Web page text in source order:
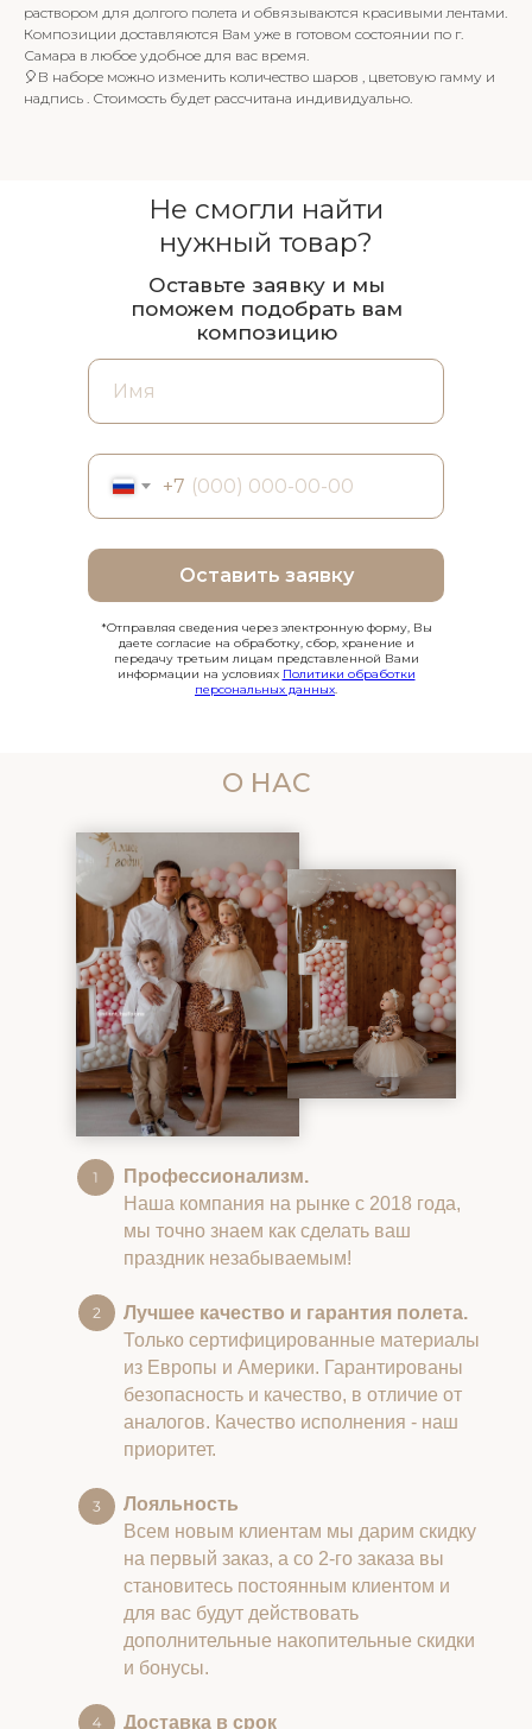
раствором для долгого полета и обвязываются красивыми лентами.
Композиции доставляются Вам уже в готовом состоянии по г.
Самара в любое удобное для вас время.
🎈В наборе можно изменить количество шаров , цветовую гамму и
надпись . Стоимость будет рассчитана индивидуально.
+7
Оставить заявку
Не смогли найти
нужный товар?
Оставьте заявку и мы
поможем подобрать вам
композицию
*Отправляя сведения через электронную форму, Вы
даете согласие на обработку, сбор, хранение и
передачу третьим лицам представленной Вами
информации на условиях Политики обработки
персональных данных.
О НАС
Профессионализм.
Наша компания на рынке с 2018 года,
мы точно знаем как сделать ваш
праздник незабываемым!
Лучшее качество и гарантия полета.
Только сертифицированные материалы
из Европы и Америки. Гарантированы
безопасность и качество, в отличие от
аналогов. Качество исполнения - наш
приоритет.
Лояльность
Всем новым клиентам мы дарим скидку
на первый заказ, а со 2-го заказа вы
становитесь постоянным клиентом и
для вас будут действовать
дополнительные накопительные скидки
и бонусы.
Доставка в срок